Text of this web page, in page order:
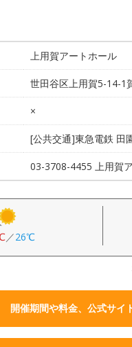
上用賀アートホール
世田谷区上用賀5-14-1
×
[公共交通]東急電鉄 田
03-3708-4455 上用賀
／26℃
開催期間や料金、公式サイ